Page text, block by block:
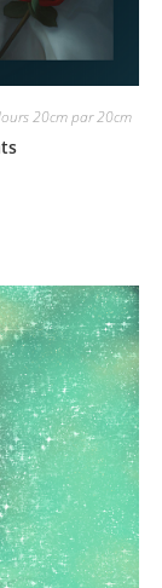
20cm par 20cm